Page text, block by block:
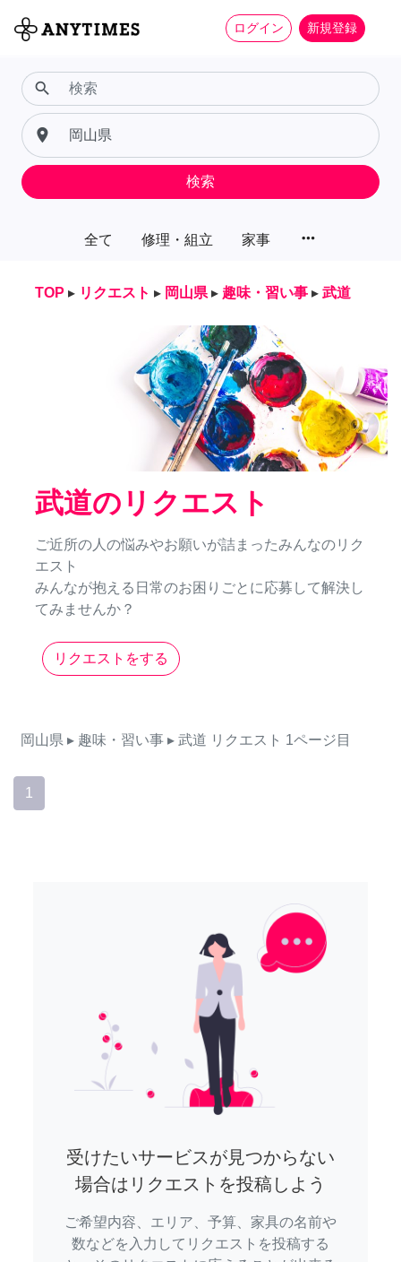
ログイン 新規登録
全て 修理・組立 家事 more_horiz
search
place
検索
TOP ▸ リクエスト ▸ 岡山県 ▸ 趣味・習い事 ▸ 武道
武道のリクエスト
ご近所の人の悩みやお願いが詰まったみんなのリク
エスト
みんなが抱える日常のお困りごとに応募して解決し
てみませんか？
リクエストをする
岡山県 ▸ 趣味・習い事 ▸ 武道 リクエスト 1ページ目
1
受けたいサービスが見つからない
場合はリクエストを投稿しよう
ご希望内容、エリア、予算、家具の名前や
数などを入力してリクエストを投稿する